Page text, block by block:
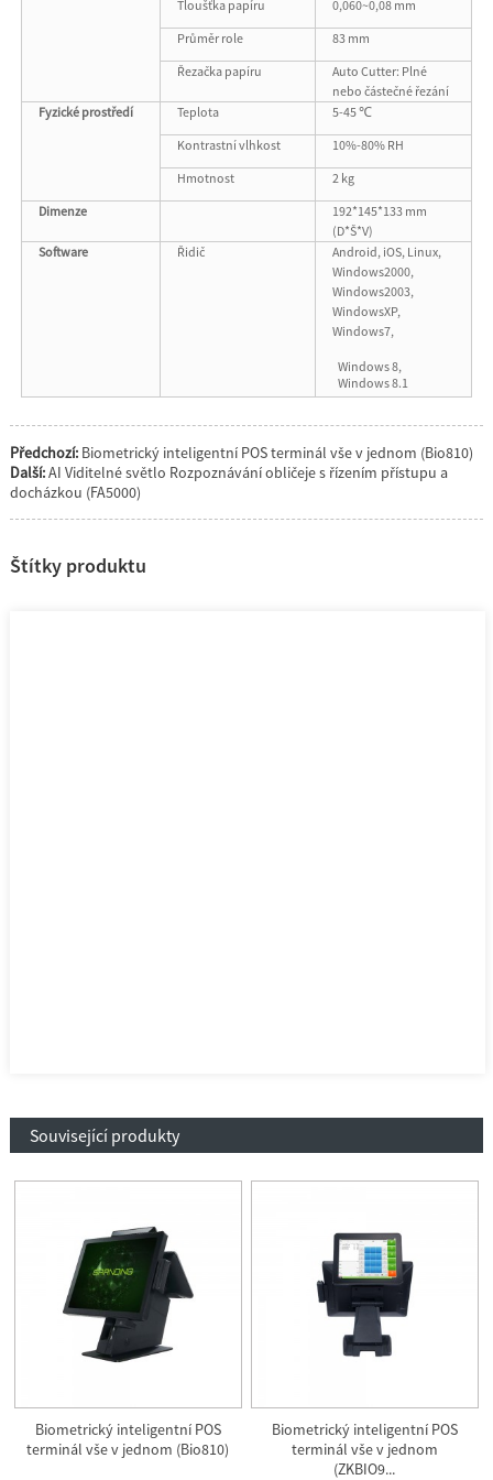
Tloušťka papíru
0,060~0,08 mm
Průměr role
83 mm
Řezačka papíru
Auto Cutter: Plné
nebo částečné řezání
Fyzické prostředí
Teplota
5-45 ℃
Kontrastní vlhkost
10%-80% RH
Hmotnost
2 kg
Dimenze
192*145*133 mm
(D*Š*V)
Software
Řidič
Android, iOS, Linux,
Windows2000,
Windows2003,
WindowsXP,
Windows7,
Windows 8,
Windows 8.1
Předchozí: Biometrický inteligentní POS terminál vše v jednom (Bio810)
Další:AI Viditelné světlo Rozpoznávání obličeje s řízením přístupu a
docházkou (FA5000)
Štítky produktu
Související produkty
Biometrický inteligentní POS
terminál vše v jednom (Bio810)
Biometrický inteligentní POS
terminál vše v jednom
(ZKBIO9...